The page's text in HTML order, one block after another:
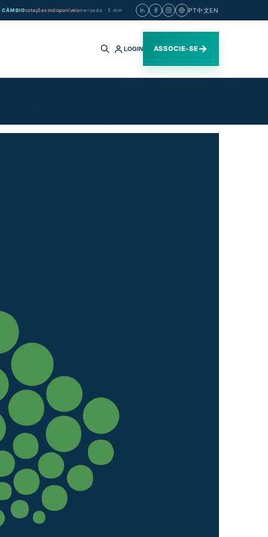
CÂMBIOcotações indisponíveismercado · 5 min PT中文EN
Buscar
site
LOGIN ASSOCIE-SE→